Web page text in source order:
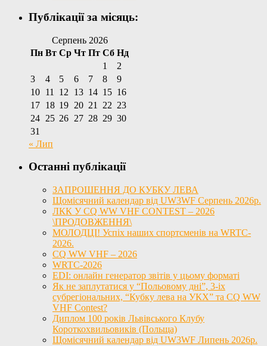
Публікації за місяць:
Серпень 2026
Пн Вт Ср Чт Пт Сб Нд
1
2
3
4 5 6 7 8
9
10 11 12 13 14 15 16
17 18 19 20 21 22 23
24 25 26 27 28 29 30
31
« Лип
Останні публікації
ЗАПРОШЕННЯ ДО КУБКУ ЛЕВА
Щомісячний календар від UW3WF Серпень 2026р.
ЛКК У CQ WW VHF CONTEST – 2026
\ПРОДОВЖЕННЯ\
МОЛОДЦІ! Успіх наших спортсменів на WRTC-
2026.
CQ WW VHF – 2026
WRTC-2026
EDI: онлайн генератор звітів у цьому форматі
Як не заплутатися у “Польовому дні”, 3-іх
субрегіональних, “Кубку лева на УКХ” та CQ WW
VHF Contest?
Диплом 100 років Львівського Клубу
Короткохвильовиків (Польща)
Щомісячний календар від UW3WF Липень 2026р.